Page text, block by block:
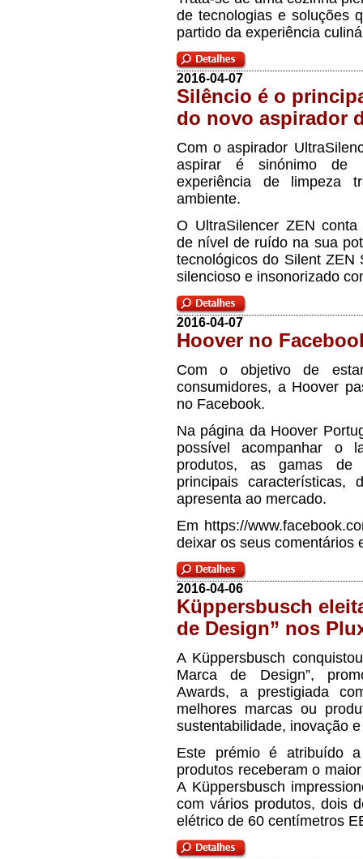
de tecnologias e soluções
partido da experiência
2016-04-07
Silêncio é o
do novo aspirador
Com o aspirador
aspirar é sinónimo de
experiência de limpeza
ambiente.
O UltraSilencer ZEN
de nível de ruído na sua
tecnológicos do Silent
silencioso e insonorizado
2016-04-07
Hoover no
Com o objetivo de
consumidores, a Hoover
no Facebook.
Na página da Hoover
possível acompanhar o
produtos, as gamas de
principais
apresenta ao mercado.
Em https://
deixar os seus comentários
2016-04-06
Küppersbusch
de Design” nos
A Küppersbusch
Marca de Design”,
Awards, a prestigiada
melhores marcas ou
sustentabilidade, inovação
Este prémio é atribuído
produtos receberam o
A Küppersbusch
com vários produtos, dois
elétrico de 60 centímetros